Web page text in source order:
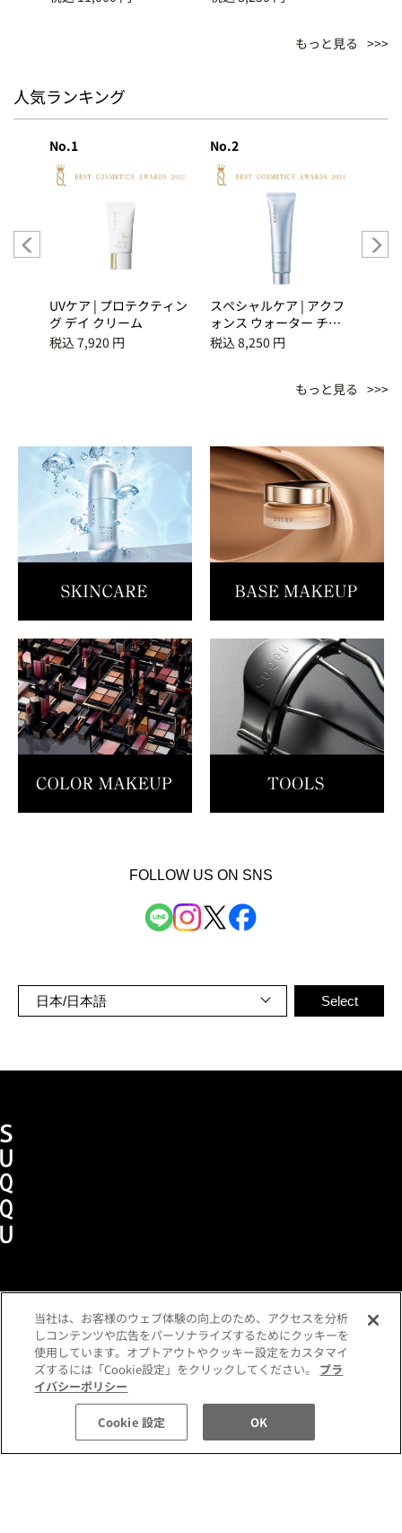
税込 11,550 円
カートに入れる
もっと見る
人気ランキング
No.1
UVケア | プロテクティン
グ デイ クリーム
税込 7,920 円
No.2
スペシャルケア | アクフ
ォンス ウォーター チュ
ーニング ジェル
税込 8,250 円
もっと見る
FOLLOW US ON SNS
ショッピングガイドメンバーズプログラム
よくあるご質問
お問い合わせ各種規約
定期便ご利用特約 利用者情報の外部通信
プライバシーポリシー
コミュニティガイドライン
特定商取引法に基づく表示
企業情報
採用情報
当社は、お客様のウェブ体験の向上のため、アクセスを分析
しコンテンツや広告をパーソナライズするためにクッキーを
使用しています。オプトアウトやクッキー設定をカスタマイ
ズするには「Cookie設定」をクリックしてください。 プラ
イバシーポリシー
Cookie 設定 OK